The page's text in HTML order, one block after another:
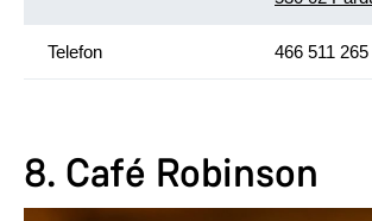
Telefon 466 511 265
8. Café Robinson